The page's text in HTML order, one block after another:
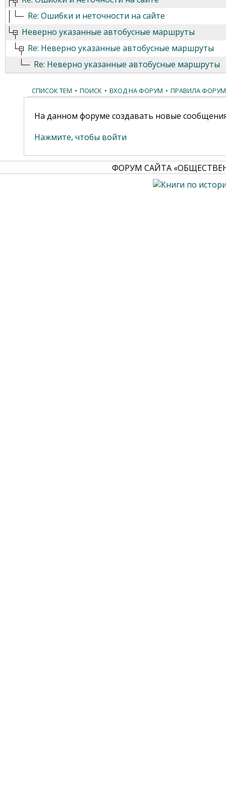
Re: Ошибки и неточности на сайте
Неверно указанные автобусные маршруты
Re: Неверно указанные автобусные маршруты
Re: Неверно указанные автобусные маршруты
СПИСОК ТЕМ • ПОИСК • ВХОД НА ФОРУМ • ПРАВИЛА
На данном форуме создавать новые
Нажмите, чтобы войти
ФОРУМ САЙТА